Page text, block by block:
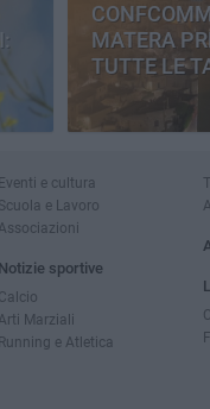
MATERA
TUTTE LE
Eventi e cultura
Scuola e Lavoro
Associazioni
Notizie sportive
Calcio
Arti Marziali
Running e Atletica